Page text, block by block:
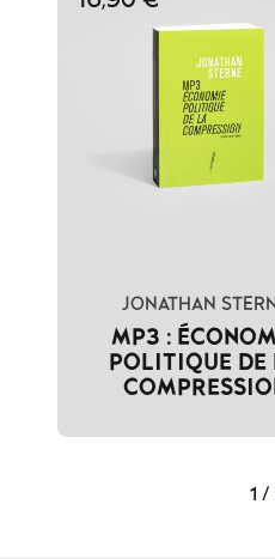
JONATHAN
MP3 :
POLITIQUE DE
1 /